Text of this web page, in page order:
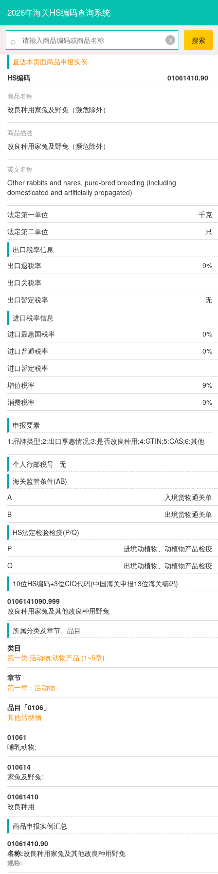
2026年海关HS编码查询系统
⌕ x 搜索
直达本页面商品申报实例
HS编码
01061410.90
商品名称
改良种用家兔及野兔（濒危除外）
商品描述
改良种用家兔及野兔（濒危除外）
英文名称
Other rabbits and hares, pure-bred breeding (including
domesticated and artificially propagated)
法定第一单位
千克
法定第二单位
只
出口税率信息
出口退税率
9%
出口关税率
出口暂定税率
无
进口税率信息
进口最惠国税率
0%
进口普通税率
0%
进口暂定税率
增值税率
9%
消费税率
0%
申报要素
1:品牌类型;2:出口享惠情况;3:是否改良种用;4:GTIN;5:CAS;6:其他
个人行邮税号 无
海关监管条件(AB)
A
入境货物通关单
B
出境货物通关单
HS法定检验检疫(P/Q)
P
进境动植物、动植物产品检疫
Q
出境动植物、动植物产品检疫
10位HS编码+3位CIQ代码(中国海关申报13位海关编码)
0106141090.999
改良种用家兔及其他改良种用野兔
所属分类及章节、品目
类目
第一类 活动物;动物产品 (1~5章)
章节
第一章：活动物
品目「0106」
其他活动物
01061
哺乳动物:
010614
家兔及野兔:
01061410
改良种用
商品申报实例汇总
01061410.90
名称:改良种用家兔及其他改良种用野兔
规格: